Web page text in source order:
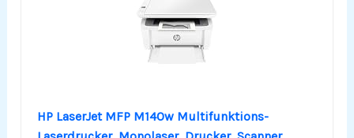
HP LaserJet MFP M140w Multifunktions-